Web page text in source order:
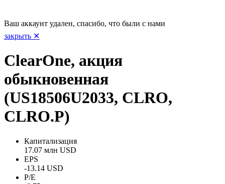
Ваш аккаунт удален, спасибо, что были с нами
закрыть ✕
ClearOne, акция
обыкновенная
(US18506U2033, CLRO,
CLRO.P)
Капитализация
17.07 млн USD
EPS
-13.14 USD
P/E